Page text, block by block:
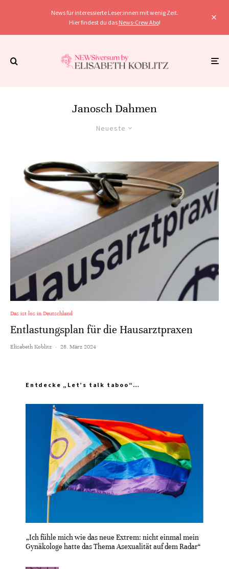
News für interessierte Leser:innen mit wenig Zeit.
Hier findest du das News-Crew Abo!
Janosch Dahmen
Neueste
Das ist los in Deutschland
Entlastungsplan für die Hausarztpraxen
Elisabeth Koblitz · 26. März 2024
Entdecke „Let’s talk taboo“…
„Ich fühle mich wie das neue Extrem: nicht einmal mein
Gynäkologe hatte das Thema Asexualität auf dem Radar“